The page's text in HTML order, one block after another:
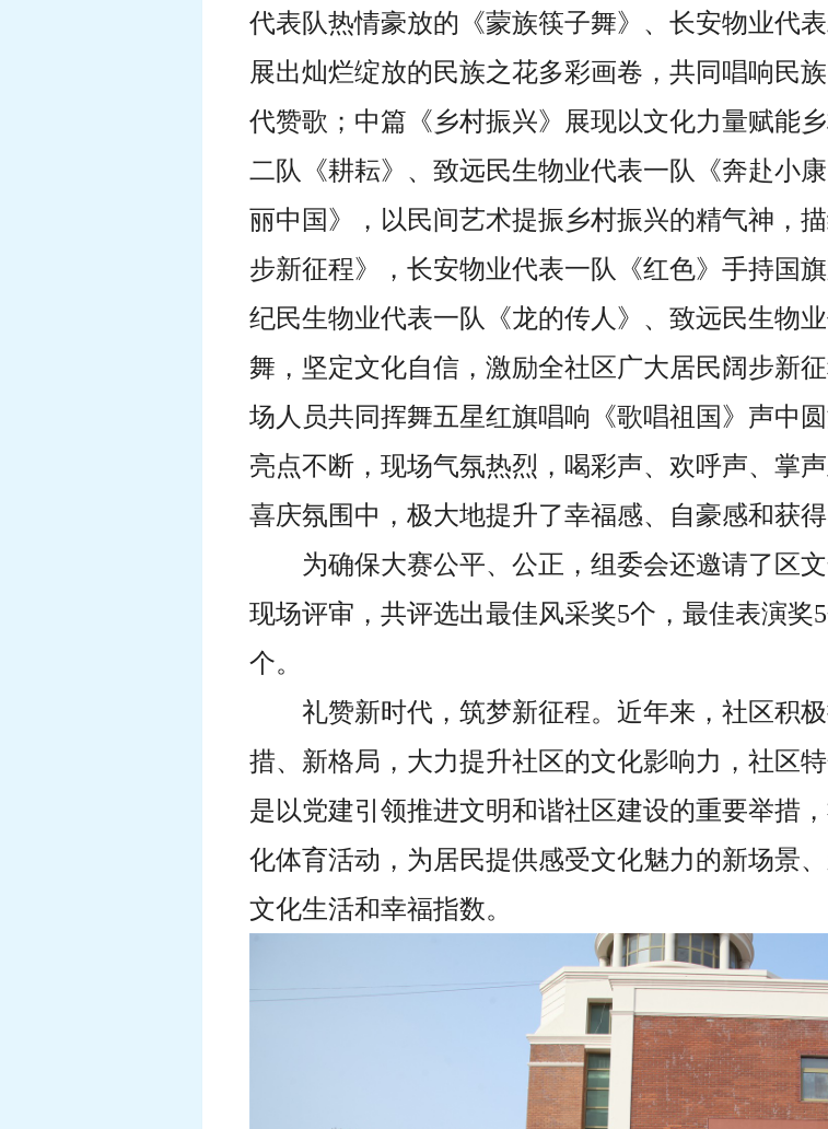
代表队热情豪放的《蒙族筷子舞》、长安物业代
展出灿烂绽放的民族之花多彩画卷，共同唱响民
代赞歌；中篇《乡村振兴》展现以文化力量赋能
二队《耕耘》、致远民生物业代表一队《奔赴小
丽中国》，以民间艺术提振乡村振兴的精气神，
步新征程》，长安物业代表一队《红色》手持国
纪民生物业代表一队《龙的传人》、致远民生物
舞，坚定文化自信，激励全社区广大居民阔步新
场人员共同挥舞五星红旗唱响《歌唱祖国》声中
亮点不断，现场气氛热烈，喝彩声、欢呼声、掌
喜庆氛围中，极大地提升了幸福感、自豪感和获得
为确保大赛公平、公正，组委会还邀请了区
现场评审，共评选出最佳风采奖5个，最佳表演奖
个。
礼赞新时代，筑梦新征程。近年来，社区积
措、新格局，大力提升社区的文化影响力，社区
是以党建引领推进文明和谐社区建设的重要举措
化体育活动，为居民提供感受文化魅力的新场景
文化生活和幸福指数。